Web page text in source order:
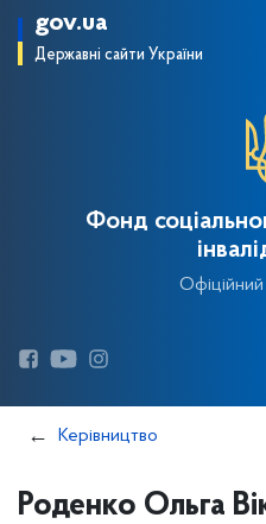
gov.ua
Державні сайти України
Фонд
Керівництво
Роденко Ольга